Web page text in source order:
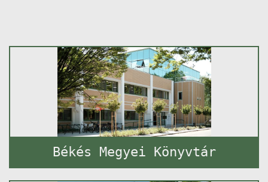
Békés Megyei Könyvtár